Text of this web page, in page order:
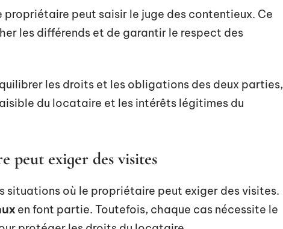
peut saisir le juge des contentieux. Ce
les différends et de garantir le respect des
les droits et les obligations des deux parties,
du locataire et les intérêts légitimes du
peut exiger des visites
situations où le propriétaire peut exiger des visites.
en font partie. Toutefois, chaque cas nécessite le